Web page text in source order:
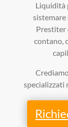
Liquidità
Prestiter
contano,
specializzati